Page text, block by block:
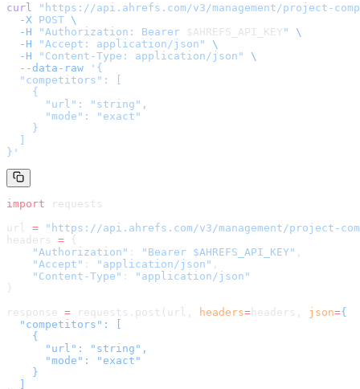
curl " https://api.ahrefs.com/v3/management/project-
  -X
POST \
  -H
"Authorization: Bearer $AHREFS_API_KEY "
\
  -H
"Accept: application/json"
\
  -H
"Content-Type: application/json"
\
  --data-raw
' {
  "competitors": [
    {
      "url": "string",
      "mode": "exact"
    }
} '
import requests
url = " https://api.ahrefs.com/v3/management/project-
headers = {
    "Authorization"
: "Bearer $AHREFS_API_KEY" ,
    "Accept"
: "application/json" ,
    "Content-Type"
:
"application/json"
}
response = requests.post(url, headers= headers , json={
  "competitors": [
    {
      "url": "string",
      "mode": "exact"
    }